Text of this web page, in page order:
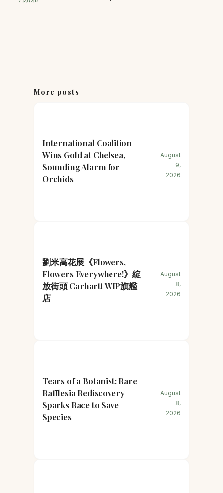
More posts
International Coalition
Wins Gold at Chelsea,
Sounding Alarm for
Orchids
August
9,
2026
劉米高花展《Flowers,
Flowers Everywhere!》綻
放街頭 Carhartt WIP旗艦
店
August
8,
2026
Tears of a Botanist: Rare
Rafflesia Rediscovery
Sparks Race to Save
Species
August
8,
2026